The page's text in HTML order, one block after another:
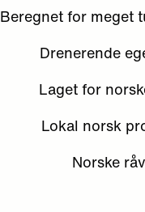
Beregnet for meget
Drenerende
Laget for
Lokal norsk
Norske